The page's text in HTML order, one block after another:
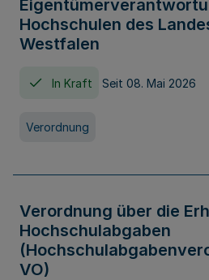
Hochschulen des
Westfalen
In Kraft Seit 08. Mai 2026
Verordnung
Verordnung über die
Hochschulabgaben
VO)